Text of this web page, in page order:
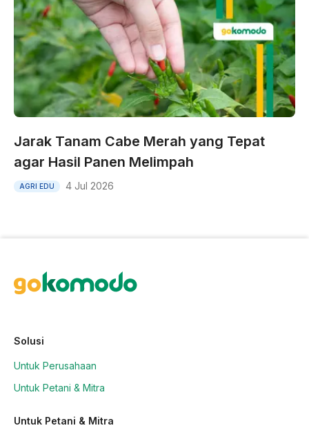
Jarak Tanam Cabe Merah yang Tepat
agar Hasil Panen Melimpah
AGRI EDU 4 Jul 2026
Solusi
Untuk Perusahaan
Untuk Petani & Mitra
Untuk Petani & Mitra